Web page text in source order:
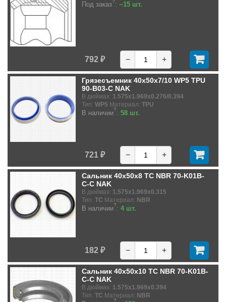
Под заказ : ~15 шт.
792 ₽ − +
Грязесъемник 40x50x7/10 WP5 TPU
90-B03-C NAK
В дюймах: 1.575x1.969x0.276/0.394
Тип: WP5 Материал: TPU
В наличии?: 58 шт.
721 ₽ − +
Сальник 40x50x8 TC NBR 70-K01B-
C-C NAK
В дюймах: 1.575x1.969x0.315
Тип: TC Материал: NBR
В наличии?: 4 шт.
182 ₽ − +
Сальник 40x50x10 TC NBR 70-K01B-
C-C NAK
В дюймах: 1.575x1.969x0.394
Тип: TC Материал: NBR
?